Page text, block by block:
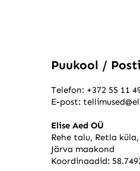
Puukool /
Telefon: +372 55 11
E-post:
Elise Aed OÜ
Rehe talu, Retla
Järva maakond
Koordinaadid: